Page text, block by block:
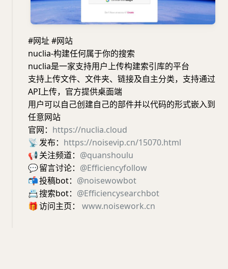
#网址 #网站
nuclia-构建任何属于你的搜索
nuclia是一家支持用户上传构建索引库的平台
支持上传文件、文件夹、链接及自主分类，支持通过
API上传，官方提供桌面端
用户可以自己创建自己的部件并以代码的形式嵌入到
任意网站
官网： https://nuclia.cloud
📡发布： https://noisevip.cn/15070.html
📢关注频道： @quanshoulu
💬留言讨论： @Efficiencyfollow
📬投稿bot： @noisewowbot
📇搜索bot： @Efficiencysearchbot
🎁访问主页： www.noisework.cn